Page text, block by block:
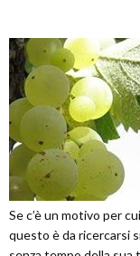
Se c’è un motivo per
questo è da ricercarsi